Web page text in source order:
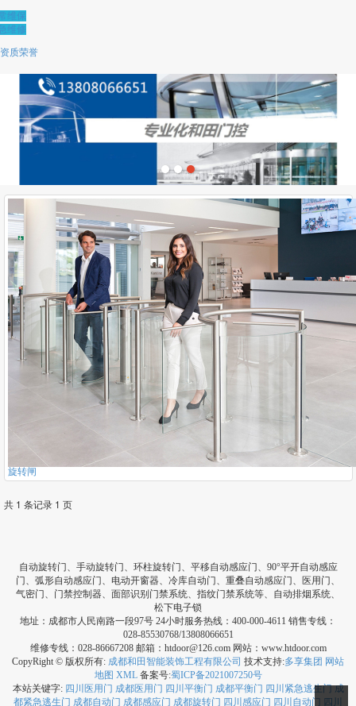
维保
维修
资质荣誉
旋转闸
共 1 条记录 1 页
自动旋转门、手动旋转门、环柱旋转门、平移自动感应门、90°平开自动感应
门、弧形自动感应门、电动开窗器、冷库自动门、重叠自动感应门、医用门、
气密门、门禁控制器、面部识别门禁系统、指纹门禁系统等、自动排烟系统、
松下电子锁
地址：成都市人民南路一段97号 24小时服务热线：400-000-4611 销售专线：
028-85530768/13808066651
维修专线：028-86667208 邮箱：htdoor@126.com 网站：www.htdoor.com
CopyRight © 版权所有: 成都和田智能装饰工程有限公司 技术支持:多享集团 网站
地图 XML备案号:蜀ICP备2021007250号
本站关键字: 四川医用门 成都医用门 四川平衡门 成都平衡门 四川紧急逃生门 成
都紧急逃生门 成都自动门 成都感应门 成都旋转门 四川感应门 四川自动门 四川